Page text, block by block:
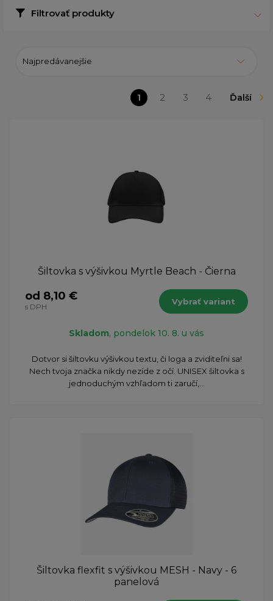
Filtrovať produkty
Najpredávanejšie
1 2 3 4 Ďalší
Šiltovka s výšivkou Myrtle Beach - Čierna
od 8,10 €
s DPH
Vybrať variant
Skladom, pondelok 10. 8. u vás
Dotvor si šiltovku výšivkou textu, či loga a zviditeľni sa!
Nech tvoja značka nikdy nezíde z očí. UNISEX šiltovka s
jednoduchým vzhľadom ti zaručí,...
Šiltovka flexfit s výšivkou MESH - Navy - 6
panelová